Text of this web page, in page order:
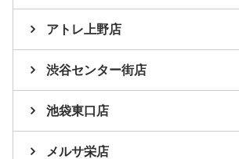
アトレ上野店
渋谷センター街店
池袋東口店
メルサ栄店